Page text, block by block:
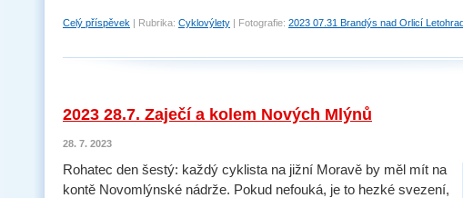
Celý příspěvek | Rubrika: Cyklovýlety | Fotografie: 2023 07.31 Brandýs nad Orlicí
2023 28.7. Zaječí a kolem Nových Mlýnů
28. 7. 2023
Rohatec den šestý: každý cyklista na jižní Moravě by měl mít na
kontě Novomlýnské nádrže. Pokud nefouká, je to hezké svezení,